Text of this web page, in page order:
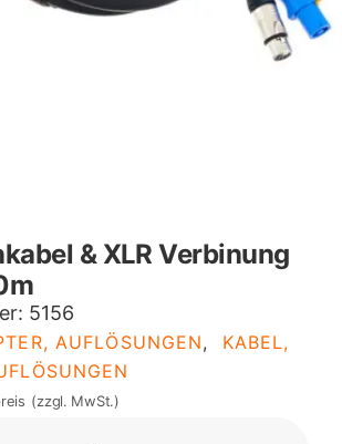
& XLR Verbinung
5156
AUFLÖSUNGEN,
KABEL,
(zzgl. MwSt.)